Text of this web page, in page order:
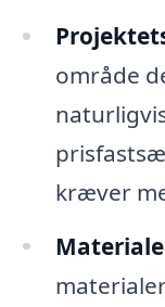
område
kræver